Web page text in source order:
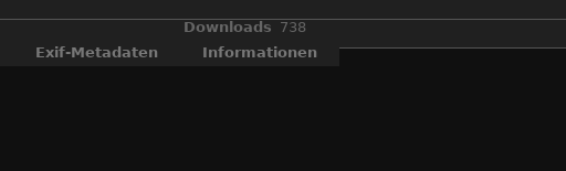
Downloads 738
Exif-Metadaten
Informationen